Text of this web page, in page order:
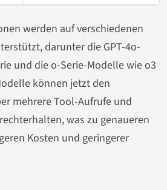
werden auf verschiedenen
darunter die GPT-4o-
und die o-Serie-Modelle wie o3
können jetzt den
mehrere Tool-Aufrufe und
was zu genaueren
Kosten und geringerer